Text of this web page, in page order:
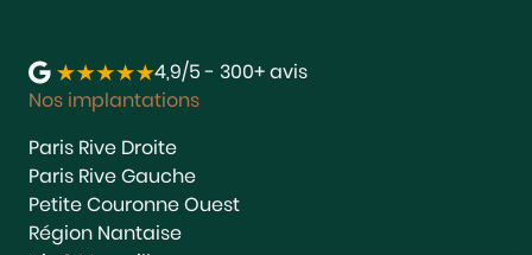
4,9/5 - 300+ avis
Nos implantations
Paris Rive Droite
Paris Rive Gauche
Petite Couronne Ouest
Région Nantaise